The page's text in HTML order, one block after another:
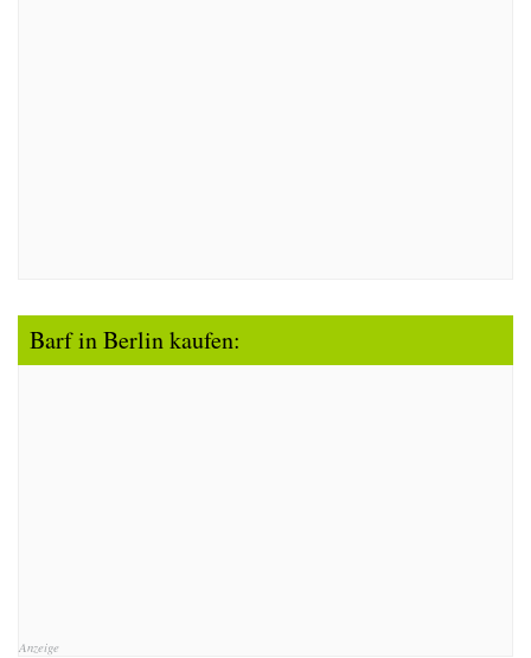
Barf in Berlin kaufen:
Anzeige